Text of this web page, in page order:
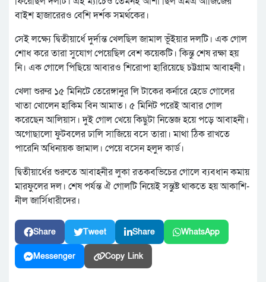
বাইশ হাজারেরও বেশি দর্শক সমর্থকের।
সেই লক্ষ্যে দ্বিতীয়ার্ধে দুর্দান্ত খেলছিল জামাল ভূঁইয়ার দলটি। এক গোল
শোধ করে তারা সুযোগ পেয়েছিল বেশ কয়েকটি। কিন্তু শেষ রক্ষা হয়
নি। এক গোলে পিছিয়ে আবারও শিরোপা হারিয়েছে চট্টগ্রাম আবাহনী।
খেলা শুরুর ১৫ মিনিটে তেরেঙ্গানুর লি টাকের কর্নারে হেডে গোলের
খাতা খোলেন হাকিম বিন আমাত। ৫ মিনিট পরেই আবার গোল
করেছেন আলিয়াস। দুই গোল খেয়ে কিছুটা নিস্তেজ হয়ে পড়ে আবাহনী।
অগোছালো ফুটবলের ঢালি সাজিয়ে বসে তারা। মাথা ঠিক রাখতে
পারেনি অধিনায়ক জামাল। পেয়ে বসেন হলুদ কার্ড।
দ্বিতীয়ার্ধের শুরুতে আবাহনীর লুকা রতকবভিচের গোলে ব্যবধান কমায়
মারফুলের দল। শেষ পর্যন্ত ঐ গোলটি নিয়েই সন্তুষ্ট থাকতে হয় আকাশি-
নীল জার্সিধারীদের।
Share Tweet Share WhatsApp
Messenger Copy Link